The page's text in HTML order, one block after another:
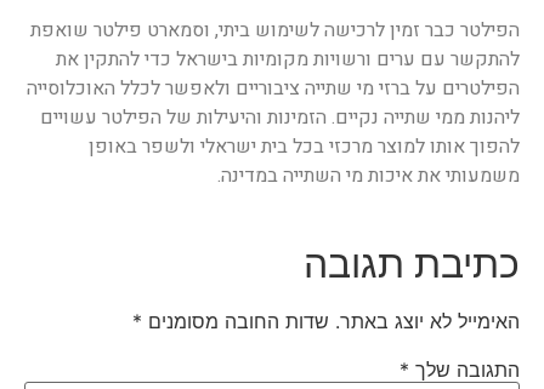
הפילטר כבר זמין לרכישה לשימוש ביתי, וסמארט פילטר שואפת
להתקשר עם ערים ורשויות מקומיות בישראל כדי להתקין את
הפילטרים על ברזי מי שתייה ציבוריים ולאפשר לכלל האוכלוסייה
ליהנות ממי שתייה נקיים. הזמינות והיעילות של הפילטר עשויים
להפוך אותו למוצר מרכזי בכל בית ישראלי ולשפר באופן
משמעותי את איכות מי השתייה במדינה.
כתיבת תגובה
האימייל לא יוצג באתר. שדות החובה מסומנים *
התגובה שלך *